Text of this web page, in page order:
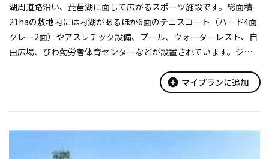
湖周道路沿い、琵琶湖に面して広がるスポーツ施設です。総面積
21haの敷地内には内湖があるほか6面のテニスコート（ハード4面
クレー2面）やアスレチック設備、プール、ウォーターレスト、自
由広場、びわ勤労者体育センターなどが設置されています。ジョ
add_circle マイプランに追加